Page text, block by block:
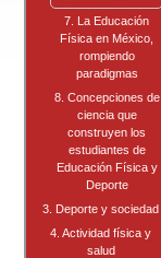
7. La Educación
Física en México,
rompiendo
paradigmas
8. Concepciones de
ciencia que
construyen los
estudiantes de
Educación Física y
Deporte
3. Deporte y sociedad
4. Actividad física y
salud